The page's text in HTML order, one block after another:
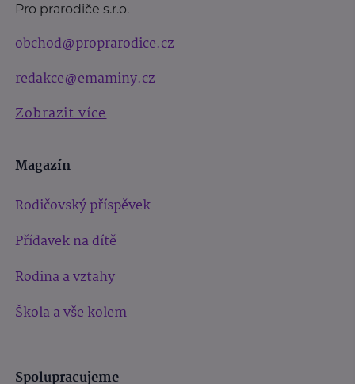
Pro prarodiče s.r.o.
obchod@proprarodice.cz
redakce@emaminy.cz
Zobrazit více
Magazín
Rodičovský příspěvek
Přídavek na dítě
Rodina a vztahy
Škola a vše kolem
Spolupracujeme